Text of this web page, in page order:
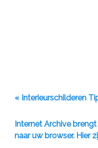
« Interieurschilderen
Internet Archive
naar uw browser. Hier